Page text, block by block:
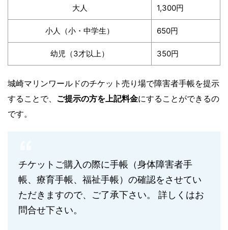
大人 1,300円
小人（小・中学生） 650円
幼児（3才以上） 350円
城崎マリンワールドのチケット売り場で障害者手帳を提示
することで、 ご提示の方を上記料金にすることができるの
です。
チケットご購入の際に手帳（身体障害者手
帳、療育手帳、福祉手帳）の確認をさせてい
ただきますので、ご了承下さい。 詳しくはお
問合せ下さい。